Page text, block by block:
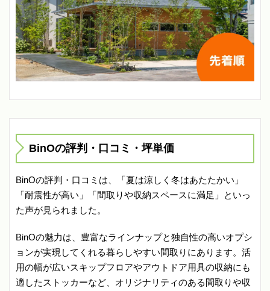
BinOの評判・口コミ・坪単価
BinOの評判・口コミは、「夏は涼しく冬はあたたかい」
「耐震性が高い」「間取りや収納スペースに満足」といっ
た声が見られました。
BinOの魅力は、豊富なラインナップと独自性の高いオプシ
ョンが実現してくれる暮らしやすい間取りにあります。活
用の幅が広いスキップフロアやアウトドア用具の収納にも
適したストッカーなど、オリジナリティのある間取りや収